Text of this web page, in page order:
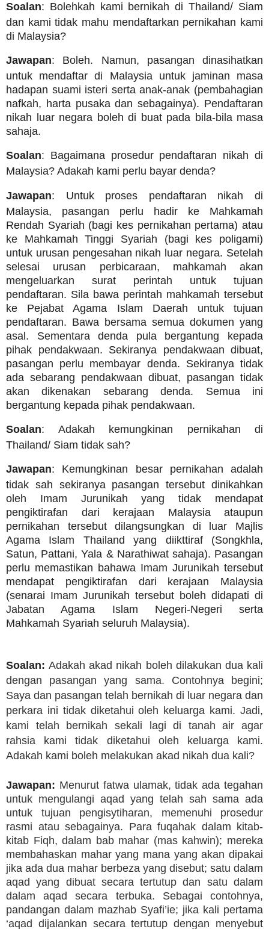
Soalan: Bolehkah kami bernikah di Thailand/ Siam
dan kami tidak mahu mendaftarkan pernikahan kami
di Malaysia?
Jawapan: Boleh. Namun, pasangan dinasihatkan
untuk mendaftar di Malaysia untuk jaminan masa
hadapan suami isteri serta anak-anak (pembahagian
nafkah, harta pusaka dan sebagainya). Pendaftaran
nikah luar negara boleh di buat pada bila-bila masa
sahaja.
Soalan: Bagaimana prosedur pendaftaran nikah di
Malaysia? Adakah kami perlu bayar denda?
Jawapan: Untuk proses pendaftaran nikah di
Malaysia, pasangan perlu hadir ke Mahkamah
Rendah Syariah (bagi kes pernikahan pertama) atau
ke Mahkamah Tinggi Syariah (bagi kes poligami)
untuk urusan pengesahan nikah luar negara. Setelah
selesai urusan perbicaraan, mahkamah akan
mengeluarkan surat perintah untuk tujuan
pendaftaran. Sila bawa perintah mahkamah tersebut
ke Pejabat Agama Islam Daerah untuk tujuan
pendaftaran. Bawa bersama semua dokumen yang
asal. Sementara denda pula bergantung kepada
pihak pendakwaan. Sekiranya pendakwaan dibuat,
pasangan perlu membayar denda. Sekiranya tidak
ada sebarang pendakwaan dibuat, pasangan tidak
akan dikenakan sebarang denda. Semua ini
bergantung kepada pihak pendakwaan.
Soalan: Adakah kemungkinan pernikahan di
Thailand/ Siam tidak sah?
Jawapan: Kemungkinan besar pernikahan adalah
tidak sah sekiranya pasangan tersebut dinikahkan
oleh Imam Jurunikah yang tidak mendapat
pengiktirafan dari kerajaan Malaysia ataupun
pernikahan tersebut dilangsungkan di luar Majlis
Agama Islam Thailand yang diikttiraf (Songkhla,
Satun, Pattani, Yala & Narathiwat sahaja). Pasangan
perlu memastikan bahawa Imam Jurunikah tersebut
mendapat pengiktirafan dari kerajaan Malaysia
(senarai Imam Jurunikah tersebut boleh didapati di
Jabatan Agama Islam Negeri-Negeri serta
Mahkamah Syariah seluruh Malaysia).
Soalan: Adakah akad nikah boleh dilakukan dua kali
dengan pasangan yang sama. Contohnya begini;
Saya dan pasangan telah bernikah di luar negara dan
perkara ini tidak diketahui oleh keluarga kami. Jadi,
kami telah bernikah sekali lagi di tanah air agar
rahsia kami tidak diketahui oleh keluarga kami.
Adakah kami boleh melakukan akad nikah dua kali?
Jawapan: Menurut fatwa ulamak, tidak ada tegahan
untuk mengulangi aqad yang telah sah sama ada
untuk tujuan pengisytiharan, memenuhi prosedur
rasmi atau sebagainya. Para fuqahak dalam kitab-
kitab Fiqh, dalam bab mahar (mas kahwin); mereka
membahaskan mahar yang mana yang akan dipakai
jika ada dua mahar berbeza yang disebut; satu dalam
aqad yang dibuat secara tertutup dan satu dalam
dalam aqad secara terbuka. Sebagai contohnya,
pandangan dalam mazhab Syafi’ie; jika kali pertama
‘aqad dijalankan secara tertutup dengan menyebut